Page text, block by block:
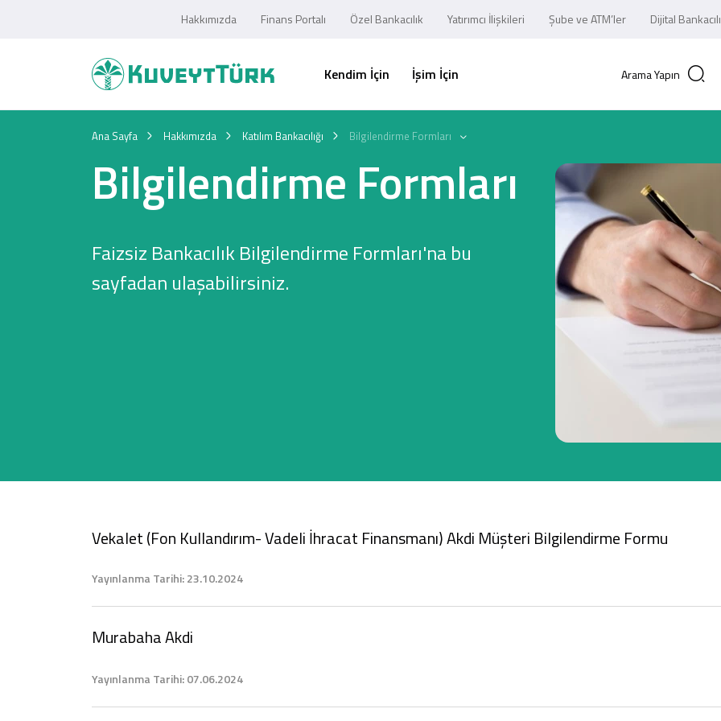
Hakkımızda Finans Portalı Özel Bankacılık Yatırımcı İlişkileri Şube ve ATM’ler Dijital
Kendim İçin İşim İçin Arama Yapın
Araç Finansmanı Tarım Finansmanı
Ana Sayfa Hakkımızda Katılım Bankacılığı Bilgilendirme Formları
Bilgilendirme Formları
Faizsiz Bankacılık Bilgilendirme Formları'na bu
sayfadan ulaşabilirsiniz.
Vekalet (Fon Kullandırım- Vadeli İhracat Finansmanı) Akdi Müşteri Bilgilendirme Formu
Yayınlanma Tarihi: 23.10.2024
Murabaha Akdi
Yayınlanma Tarihi: 07.06.2024